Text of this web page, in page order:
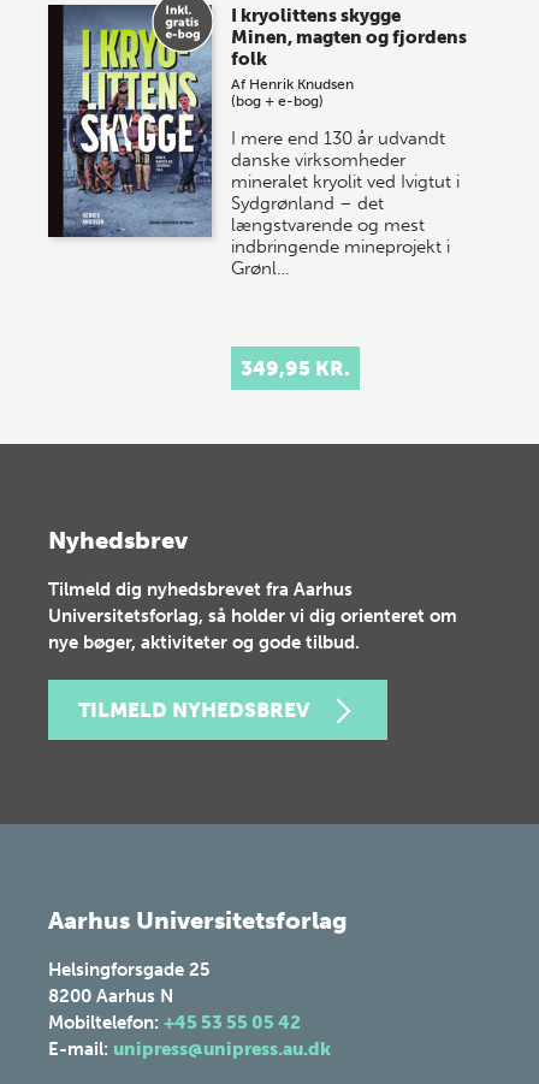
I kryolittens skygge
Minen, magten og fjordens
folk
Af Henrik Knudsen
(bog + e-bog)
I mere end 130 år udvandt
danske virksomheder
mineralet kryolit ved Ivigtut i
Sydgrønland – det
længstvarende og mest
indbringende mineprojekt i
Grønl…
349,95 KR.
Nyhedsbrev
Tilmeld dig nyhedsbrevet fra Aarhus
Universitetsforlag, så holder vi dig orienteret om
nye bøger, aktiviteter og gode tilbud.
TILMELD NYHEDSBREV
Aarhus Universitetsforlag
Helsingforsgade 25
8200 Aarhus N
Mobiltelefon: +45 53 55 05 42
E-mail: unipress@unipress.au.dk